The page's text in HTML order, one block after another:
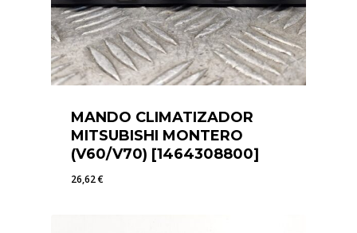
MANDO CLIMATIZADOR
MITSUBISHI MONTERO
(V60/V70) [1464308800]
26,62€